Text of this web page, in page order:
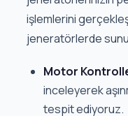
işlemlerini
jeneratörlerde
Motor
inceleyerek
tespit ediyoruz.